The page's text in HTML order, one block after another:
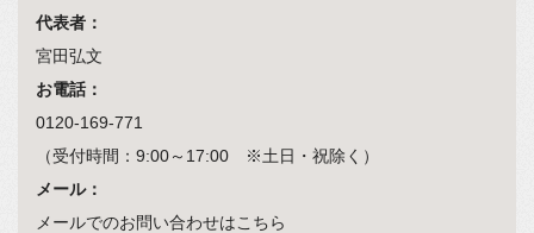
代表者：
宮田弘文
お電話：
0120-169-771
（受付時間：9:00～17:00 ※土日・祝除く）
メール：
メールでのお問い合わせはこちら